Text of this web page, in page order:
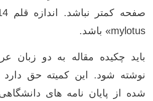
mylotus» باشد.
باید چکیده مقاله به دو زبان
نوشته شود. این کمیته حق دارد
شده از پایان نامه های